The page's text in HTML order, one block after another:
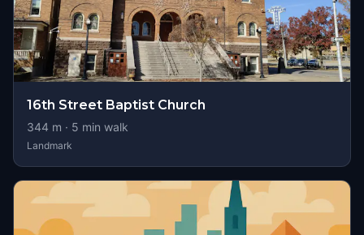
16th Street Baptist Church
344 m · 5 min walk
Landmark